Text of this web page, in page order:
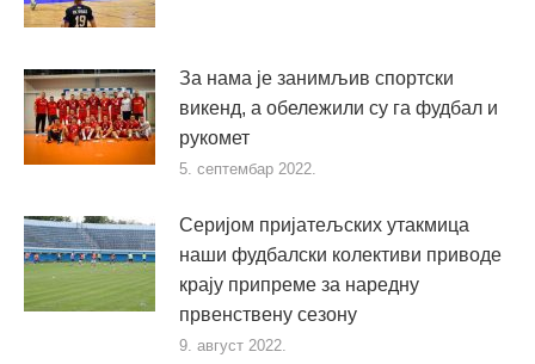
За нама је занимљив спортски
викенд, а обележили су га фудбал и
рукомет
5. септембар 2022.
Серијом пријатељских утакмица
наши фудбалски колективи приводе
крају припреме за наредну
првенствену сезону
9. август 2022.